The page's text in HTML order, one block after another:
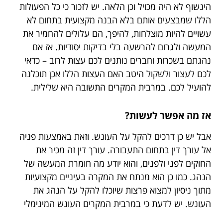
הינשוף לא היה מכויל וכן הלאה. יש לזכור כי כל הפעולות
הללו שמבצעים אותם בלא הבנה מקצועית בתחום לא
עשויים להיות מוצלחות, להיפך, הם עלולים להחמיר את
המעשה ולגרום להרשעה בלי בדיקות יסודיות. אז אם
נהגתם בשכרות וחברים נותנים לכם עצות לרוב – כדאי
לכם לעצור ולשקול היטב האם העצות הללו אכן תוכלנה
להועיל לכם. במרבית המקרים התשובה היא שלילית.
אז מה אפשר לעשות?
אבל יש כן דרכים להקל על העונש. וזאת באמצעות פניה
אל עורך דין בתחום התעבורה. עורך דין זה מכיר את
החוקים לפני ולפנים, והוא יודע מה חומרת המעשה של
הנהג. כמו כן הוא מנתח את המקרה בעיניים מקצועיות
מתוך ניסיון למצוא פרצות שיוכלו להקל על הנהג את
העונש. יש לדעת כי במרבית המקרים העונש המינימלי